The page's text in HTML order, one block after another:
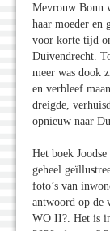
Mevrouw Bonn
haar moeder en
voor korte tijd
Duivendrecht.
meer was dook
en verbleef
dreigde,
opnieuw naar
Het boek
geheel
foto’s van
antwoord op de
WO II?. Het is